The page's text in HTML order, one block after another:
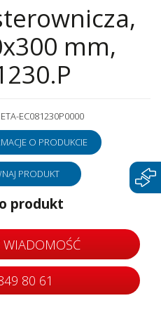
mm,
EC081230P0000
O PRODUKCIE
PRODUKT
produkt
WIADOMOŚĆ
80 61